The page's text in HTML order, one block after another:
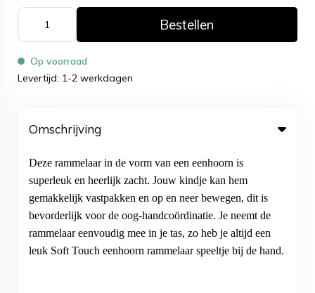
Bestellen
Op voorraad
Levertijd: 1-2 werkdagen
Omschrijving
Deze rammelaar in de vorm van een eenhoorn is
superleuk en heerlijk zacht. Jouw kindje kan hem
gemakkelijk vastpakken en op en neer bewegen, dit is
bevorderlijk voor de oog-handcoördinatie. Je neemt de
rammelaar eenvoudig mee in je tas, zo heb je altijd een
leuk Soft Touch eenhoorn rammelaar speeltje bij de hand.